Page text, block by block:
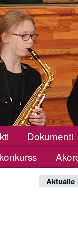
Dokumenti
Aktuālie